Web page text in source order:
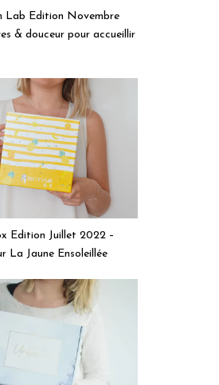
Lab Edition Novembre
& douceur pour accueillir
Edition Juillet 2022 –
La Jaune Ensoleillée